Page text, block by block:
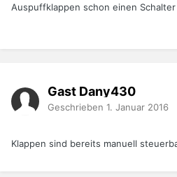
Auspuffklappen schon einen
Gast Dany430
Geschrieben 1. Januar 2016
Klappen sind bereits manuell